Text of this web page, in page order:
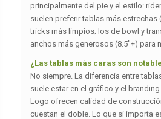
principalmente del pie y el estilo:
suelen preferir tablas más estrechas
tricks más limpios; los de bowl y
anchos más generosos (8.5″+) para
¿Las tablas más caras son
No siempre. La diferencia entre
suele estar en el gráfico y el
Logo ofrecen calidad de
cuestan el doble. Lo que sí importa